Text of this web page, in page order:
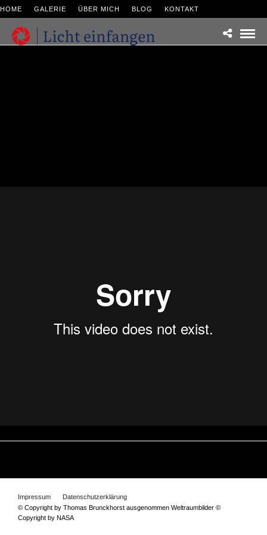
HOME GALERIE ÜBER MICH BLOG KONTAKT
Impressum
Datenschutzerklärung
© Copyright by Thomas Brunckhorst ausgenommen Weltraumbilder ©
Copyright by NASA